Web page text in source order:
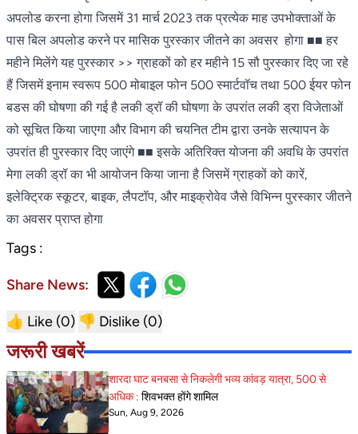
अपलोड करना होगा जिसमें 31 मार्च 2023 तक प्रत्येक माह उपभोक्ताओं के
पास बिल अपलोड करने पर मासिक पुरस्कार जीतने का अवसर होगा ■■ हर
महीने मिलेंगे यह पुरस्कार >> ग्राहकों को हर महीने 15 सौ पुरस्कार दिए जा रहे
हैं जिसमें इनाम स्वरूप 500 मोबाइल फोन 500 स्मार्टवॉच तथा 500 ईयर फोन
बडस की घोषणा की गई है लकी ड्रॉ की घोषणा के उपरांत लकी ड्रा विजेताओं
को सूचित किया जाएगा और विभाग की चयनित टीम द्वारा उनके सत्यापन के
उपरांत ही पुरस्कार दिए जाएंगे ■■ इसके अतिरिक्त योजना की अवधि के उपरांत
मेगा लकी ड्रॉ का भी आयोजन किया जाना है जिसमें ग्राहकों को कारें,
इलेक्ट्रिक स्कूटर, बाइक, लैपटॉप, और माइक्रोवेव जैसे विभिन्न पुरस्कार जीतने
का अवसर प्राप्त होगा
Tags :
Share News:
👍 Like (0) 👎 Dislike (0)
जरूरी खबरें
शारदा घाट बनबसा से निकलेगी भव्य कांवड़ यात्रा, 500 से
अधिक : शिवभक्त होंगे शामिल
Sun, Aug 9, 2026